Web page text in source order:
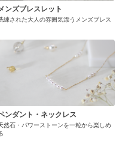
ンズブレスレット
練された大人の雰囲気漂うメンズブレス
ンダント・ネックレス
然石・パワーストーンを一粒から楽しめ